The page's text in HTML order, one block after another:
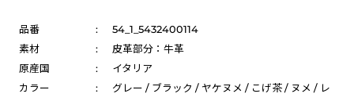
品番 :
54_1_5432400114
素材
:
皮革部分：牛革
原産国
:
イタリア
カラー
:
グレー / ブラック / ヤケヌメ / こげ茶 / ヌメ / レ